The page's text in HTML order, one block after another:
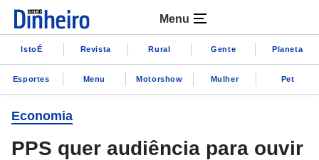
Menu
IstoÉ Revista Rural Gente Planeta
Esportes Menu Motorshow Mulher Pet
Economia
PPS quer audiência para ouvir